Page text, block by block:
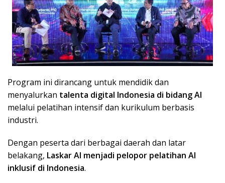
Program ini dirancang untuk mendidik dan
menyalurkan talenta digital Indonesia di bidang AI
melalui pelatihan intensif dan kurikulum berbasis
industri.
Dengan peserta dari berbagai daerah dan latar
belakang, Laskar AI menjadi pelopor pelatihan AI
inklusif di Indonesia.